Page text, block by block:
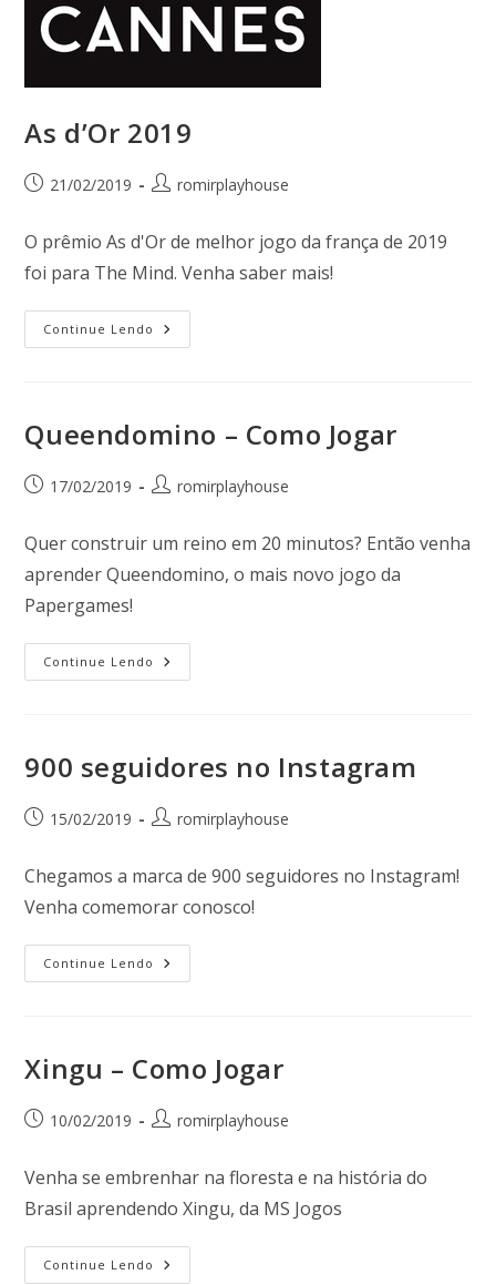
As d’Or 2019
21/02/2019 romirplayhouse
O prêmio As d'Or de melhor jogo da frança de 2019
foi para The Mind. Venha saber mais!
Continue Lendo
Queendomino – Como Jogar
17/02/2019 romirplayhouse
Quer construir um reino em 20 minutos? Então venha
aprender Queendomino, o mais novo jogo da
Papergames!
Continue Lendo
900 seguidores no Instagram
15/02/2019 romirplayhouse
Chegamos a marca de 900 seguidores no Instagram!
Venha comemorar conosco!
Continue Lendo
Xingu – Como Jogar
10/02/2019 romirplayhouse
Venha se embrenhar na floresta e na história do
Brasil aprendendo Xingu, da MS Jogos
Continue Lendo